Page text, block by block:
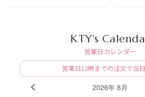
KTY's
営業日カレンダー
営業日12時までの注文で当
2026年 8月